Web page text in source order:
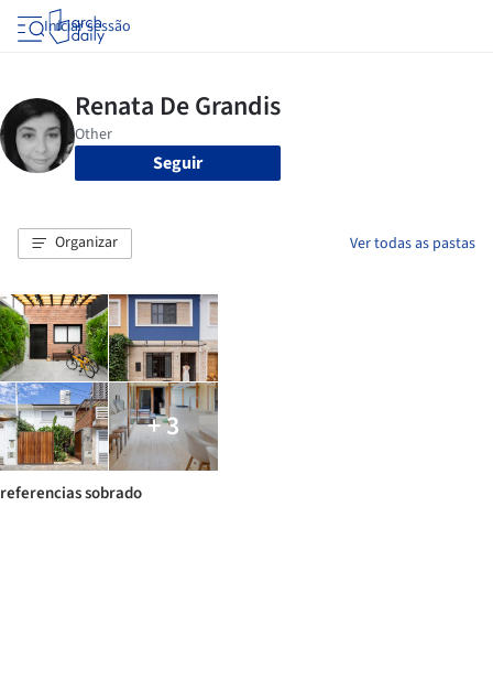
Iniciar sessão
Seguir
Organizar Ver todas as pastas
+ 3
referencias sobrado